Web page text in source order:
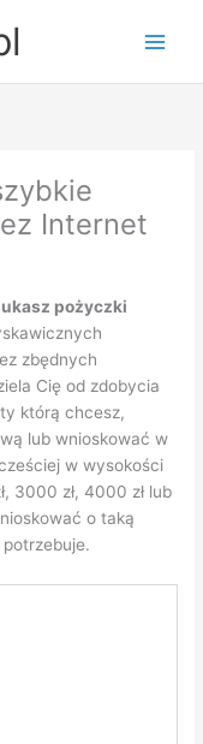
Internet
pożyczki
zbędnych
Cię od zdobycia
którą chcesz,
lub wnioskować w
w wysokości
3000 zł, 4000 zł lub
o taką